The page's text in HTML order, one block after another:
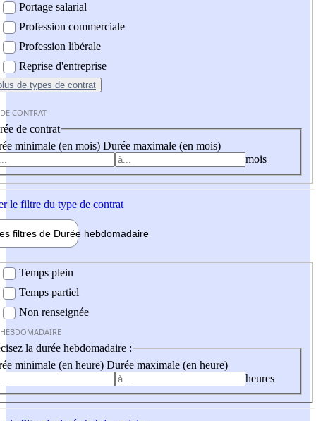
Portage salarial
Profession commerciale
Profession libérale
Reprise d'entreprise
de types de contrat
CONTRAT
de contrat
minimale (en mois) Durée maximale (en mois)
mois
le filtre du type de contrat
filtres de Durée hebdomadaire
Temps plein
Temps partiel
Non renseignée
la durée hebdomadaire :
minimale (en heure) Durée maximale (en heure)
heures